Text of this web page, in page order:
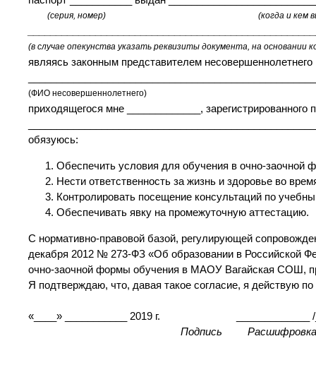
(серия, номер) (когда и кем
(в случае опекунства указать реквизиты документа, на
являясь законным представителем несовершеннолетнего
(ФИО несовершеннолетнего)
приходящегося мне _____________, зарегистрированного
обязуюсь:
Обеспечить условия для обучения в очно-заочной
Нести ответственность за жизнь и здоровье во
Контролировать посещение консультаций по
Обеспечивать явку на промежуточную аттестацию.
С нормативно-правовой базой, регулирующей
декабря 2012 № 273-ФЗ «Об образовании в Российской
очно-заочной формы обучения в МАОУ Вагайская СОШ,
Я подтверждаю, что, давая такое согласие, я действую
«____» ___________ 2019 г. _____________ /
Подпись Расшифровка